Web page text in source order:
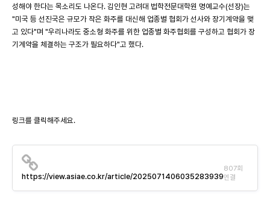
성해야 한다는 목소리도 나온다. 김인현 고려대 법학전문대학원 명예교수(선장)는
"미국 등 선진국은 규모가 작은 화주를 대신해 업종별 협회가 선사와 장기계약을 맺
고 있다"며 "우리나라도 중소형 화주를 위한 업종별 화주협회를 구성하고 협회가 장
기계약을 체결하는 구조가 필요하다"고 했다.
링크를 클릭해주세요.
https://view.asiae.co.kr/article/2025071406035283939
807회
연결